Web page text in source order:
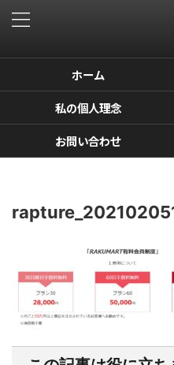
ホーム
私の個人理念
お問い合わせ